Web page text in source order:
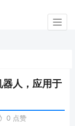
人，应用于
0 点赞